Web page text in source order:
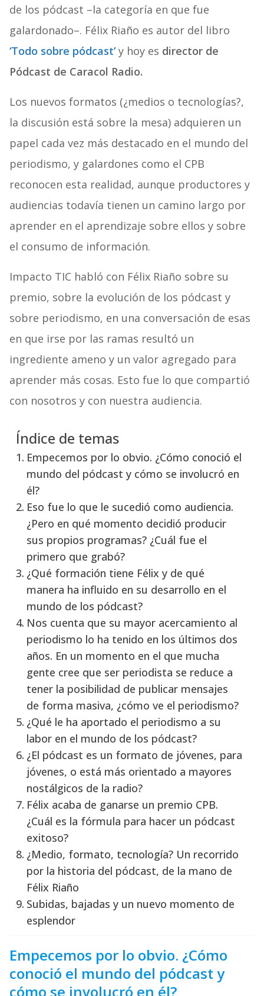
de los pódcast –la categoría en que fue
galardonado–. Félix Riaño es autor del libro
‘Todo sobre pódcast’y hoy es director de
Pódcast de Caracol Radio.
Los nuevos formatos (¿medios o tecnologías?,
la discusión está sobre la mesa) adquieren un
papel cada vez más destacado en el mundo del
periodismo, y galardones como el CPB
reconocen esta realidad, aunque productores y
audiencias todavía tienen un camino largo por
aprender en el aprendizaje sobre ellos y sobre
el consumo de información.
Impacto TIC habló con Félix Riaño sobre su
premio, sobre la evolución de los pódcast y
sobre periodismo, en una conversación de esas
en que irse por las ramas resultó un
ingrediente ameno y un valor agregado para
aprender más cosas. Esto fue lo que compartió
con nosotros y con nuestra audiencia.
Índice de temas
Empecemos por lo obvio. ¿Cómo conoció el
mundo del pódcast y cómo se involucró en
él?
Eso fue lo que le sucedió como audiencia.
¿Pero en qué momento decidió producir
sus propios programas? ¿Cuál fue el
primero que grabó?
¿Qué formación tiene Félix y de qué
manera ha influido en su desarrollo en el
mundo de los pódcast?
Nos cuenta que su mayor acercamiento al
periodismo lo ha tenido en los últimos dos
años. En un momento en el que mucha
gente cree que ser periodista se reduce a
tener la posibilidad de publicar mensajes
de forma masiva, ¿cómo ve el periodismo?
¿Qué le ha aportado el periodismo a su
labor en el mundo de los pódcast?
¿El pódcast es un formato de jóvenes, para
jóvenes, o está más orientado a mayores
nostálgicos de la radio?
Félix acaba de ganarse un premio CPB.
¿Cuál es la fórmula para hacer un pódcast
exitoso?
¿Medio, formato, tecnología? Un recorrido
por la historia del pódcast, de la mano de
Félix Riaño
Subidas, bajadas y un nuevo momento de
esplendor
Empecemos por lo obvio. ¿Cómo
conoció el mundo del pódcast y
cómo se involucró en él?